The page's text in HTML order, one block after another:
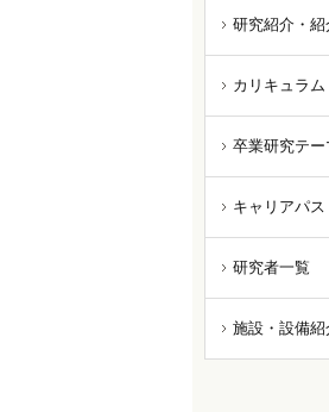
研究紹介・ 紹
カリキュラム
卒業研究テー
キャリアパス
研究者一覧
施設・設備紹